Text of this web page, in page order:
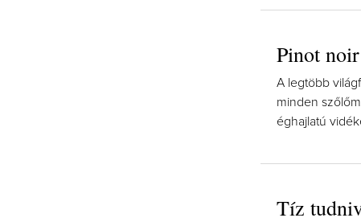
Pinot noir
A legtöbb
minden
éghajlatú
Tíz